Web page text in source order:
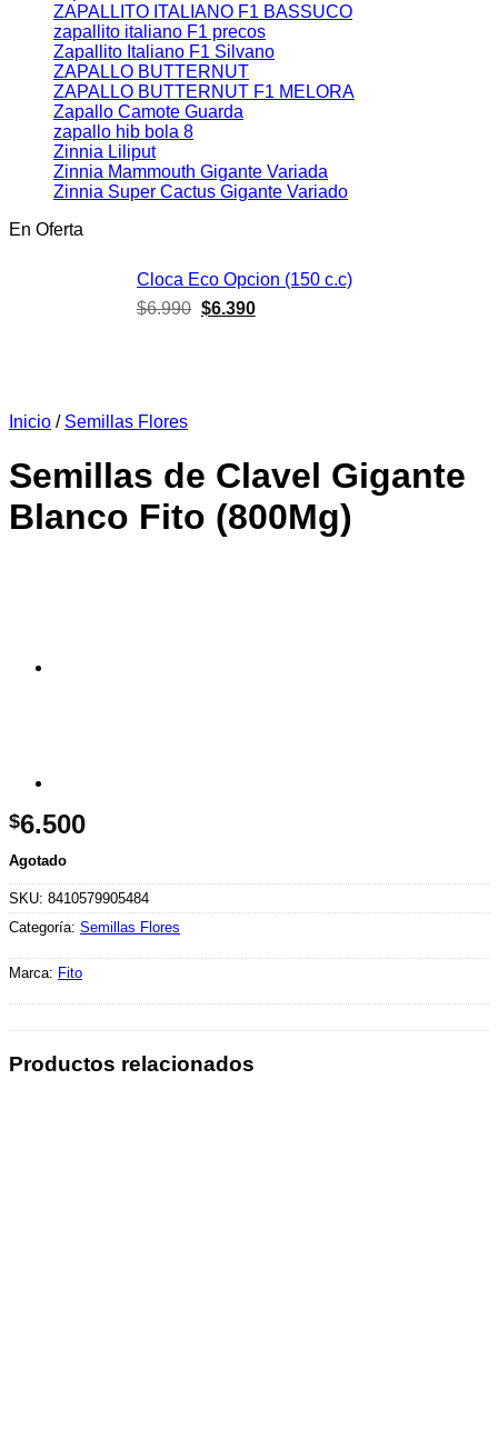
ZAPALLITO ITALIANO F1 BASSUCO
zapallito italiano F1 precos
Zapallito Italiano F1 Silvano
ZAPALLO BUTTERNUT
ZAPALLO BUTTERNUT F1 MELORA
Zapallo Camote Guarda
zapallo hib bola 8
Zinnia Liliput
Zinnia Mammouth Gigante Variada
Zinnia Super Cactus Gigante Variado
En Oferta
Cloca Eco Opcion (150 c.c)
$6.990 El
$6.390El
Inicio / Semillas Flores
Semillas de Clavel Gigante
Blanco Fito (800Mg)
$6.500
Agotado
SKU: 8410579905484
Categoría: Semillas Flores
Marca: Fito
Productos relacionados